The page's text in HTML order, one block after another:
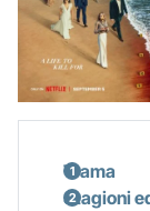
Trama
Stagioni